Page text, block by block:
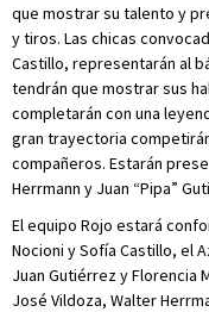
que mostrar su talento y
y tiros. Las chicas
Castillo, representarán al
tendrán que mostrar sus
completarán con una
gran trayectoria
compañeros. Estarán
Herrmann y Juan “Pipa”
El equipo Rojo estará
Nocioni y Sofía Castillo, el
Juan Gutiérrez y Florencia
José Vildoza, Walter